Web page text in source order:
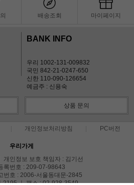
배송조회 마이페이지
BANK INFO
우리 1002-131-009832
국민 842-21-0247-650
신한 110-090-126654
예금주 : 신용숙
상품 문의
개인정보처리방침 PC버전
우리가게
개인정보 보호 책임자 : 김기선
록번호 : 209-07-98643
번호 : 2006-서울동대문-2845
2195 ㅣ 팩스 : 02-928-3549